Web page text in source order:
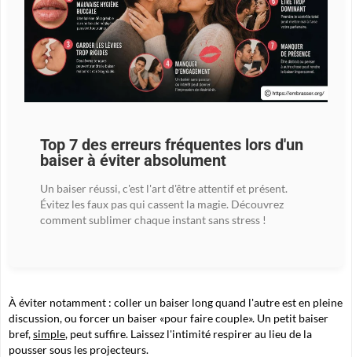
Top 7 des erreurs fréquentes lors d'un
baiser à éviter absolument
Un baiser réussi, c'est l'art d'être attentif et présent.
Évitez les faux pas qui cassent la magie. Découvrez
comment sublimer chaque instant sans stress !
À éviter notamment : coller un baiser long quand l'autre est en pleine
discussion, ou forcer un baiser «pour faire couple». Un petit baiser
bref,simple, peut suffire. Laissez l'intimité respirer au lieu de la
pousser sous les projecteurs.